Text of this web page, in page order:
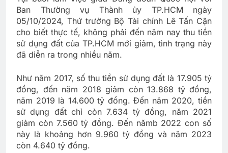
Ban Thường vụ Thành ủy TP.HCM ngày
05/10/2024, Thứ trưởng Bộ Tài chính Lê Tấn Cận
cho biết thực tế, không phải đến năm nay thu tiền
sử dụng đất của TP.HCM mới giảm, tình trạng này
đã diễn ra trong nhiều năm.
Như năm 2017, số thu tiền sử dụng đất là 17.905 tỷ
đồng, đến năm 2018 giảm còn 13.868 tỷ đồng,
năm 2019 là 14.600 tỷ đồng. Đến năm 2020, tiền
sử dụng đất chỉ còn 7.634 tỷ đồng, năm 2021
giảm còn 7.560 tỷ đồng. Đến nămb 2022 con số
này là khoảng hơn 9.960 tỷ đồng và năm 2023
còn 4.640 tỷ đồng.